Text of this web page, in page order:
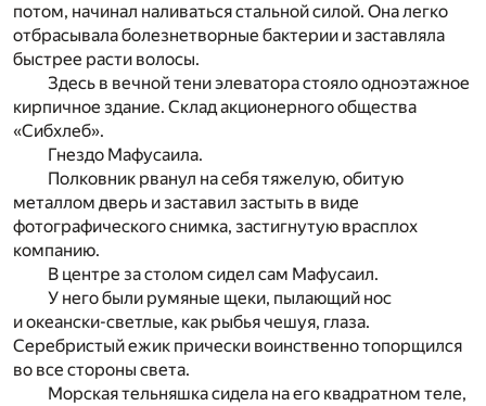
потом, начинал наливаться стальной силой. Она легко
отбрасывала болезнетворные бактерии и заставляла
быстрее расти волосы.
Здесь в вечной тени элеватора стояло одноэтажное
кирпичное здание. Склад акционерного общества
«Сибхлеб».
Гнездо Мафусаила.
Полковник рванул на себя тяжелую, обитую
металлом дверь и заставил застыть в виде
фотографического снимка, застигнутую врасплох
компанию.
В центре за столом сидел сам Мафусаил.
У него были румяные щеки, пылающий нос
и океански-светлые, как рыбья чешуя, глаза.
Серебристый ежик прически воинственно топорщился
во все стороны света.
Морская тельняшка сидела на его квадратном теле,